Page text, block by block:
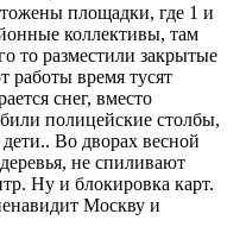
площадки, где 1 и
коллективы, там
то разместили закрытые
работы время тусят
снег, вместо
полицейские столбы,
Во дворах весной
не спиливают
Ну и блокировка карт.
Москву и